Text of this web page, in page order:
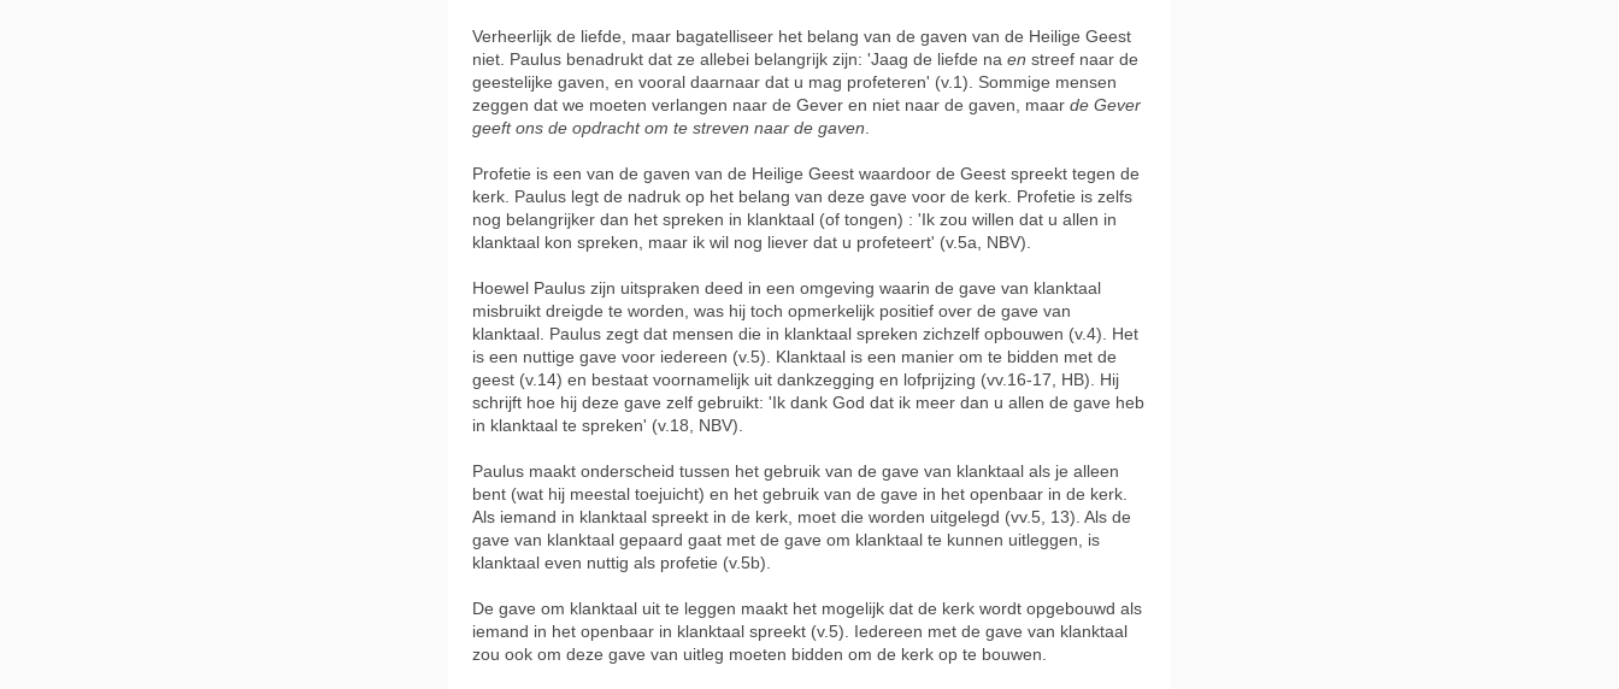
Verheerlijk de liefde, maar bagatelliseer het belang van de gaven van de Heilige Geest
niet. Paulus benadrukt dat ze allebei belangrijk zijn: 'Jaag de liefde na en streef naar de
geestelijke gaven, en vooral daarnaar dat u mag profeteren' (v.1). Sommige mensen
zeggen dat we moeten verlangen naar de Gever en niet naar de gaven, maar de Gever
geeft ons de opdracht om te streven naar de gaven
Profetie is een van de gaven van de Heilige Geest waardoor de Geest spreekt tegen de
kerk. Paulus legt de nadruk op het belang van deze gave voor de kerk. Profetie is zelfs
nog belangrijker dan het spreken in klanktaal (of tongen) : 'Ik zou willen dat u allen in
klanktaal kon spreken, maar ik wil nog liever dat u profeteert' (v.5a, NBV).
Hoewel Paulus zijn uitspraken deed in een omgeving waarin de gave van klanktaal
misbruikt dreigde te worden, was hij toch opmerkelijk positief over de gave van
klanktaal. Paulus zegt dat mensen die in klanktaal spreken zichzelf opbouwen (v.4). Het
is een nuttige gave voor iedereen (v.5). Klanktaal is een manier om te bidden met de
geest (v.14) en bestaat voornamelijk uit dankzegging en lofprijzing (vv.16-17, HB). Hij
schrijft hoe hij deze gave zelf gebruikt: 'Ik dank God dat ik meer dan u allen de gave heb
in klanktaal te spreken' (v.18, NBV).
Paulus maakt onderscheid tussen het gebruik van de gave van klanktaal als je alleen
bent (wat hij meestal toejuicht) en het gebruik van de gave in het openbaar in de kerk.
Als iemand in klanktaal spreekt in de kerk, moet die worden uitgelegd (vv.5, 13). Als de
gave van klanktaal gepaard gaat met de gave om klanktaal te kunnen uitleggen, is
klanktaal even nuttig als profetie (v.5b).
De gave om klanktaal uit te leggen maakt het mogelijk dat de kerk wordt opgebouwd als
iemand in het openbaar in klanktaal spreekt (v.5). Iedereen met de gave van klanktaal
zou ook om deze gave van uitleg moeten bidden om de kerk op te bouwen.